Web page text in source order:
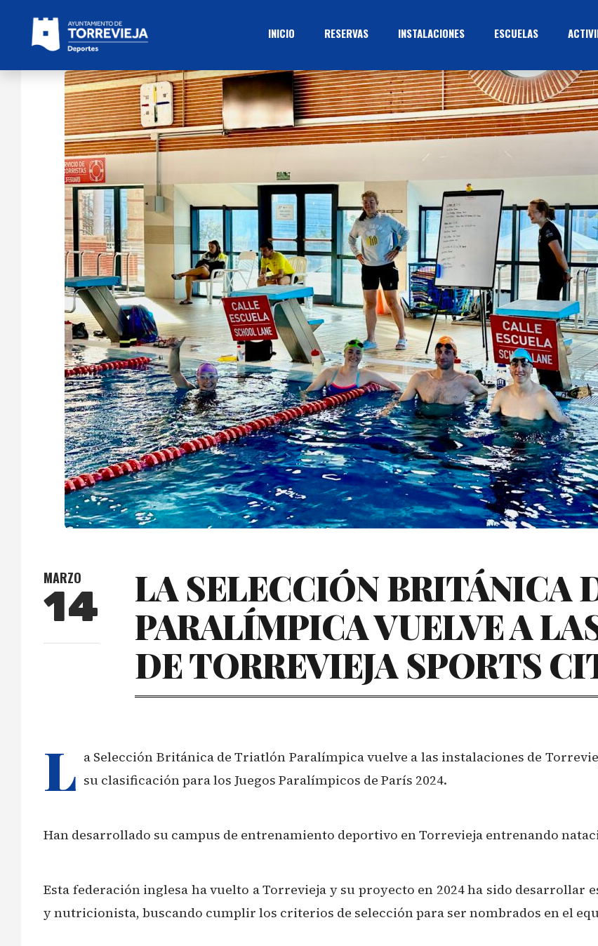
INICIO RESERVAS INSTALACIONES ESCUELAS
MARZO
14
LA SELECCIÓN BRITÁNICA
PARALÍMPICA VUELVE A
DE TORREVIEJA SPORTS
L a Selección Británica de Triatlón Paralímpica vuelve a las instalaciones de
su clasificación para los Juegos Paralímpicos de París 2024.
Han desarrollado su campus de entrenamiento deportivo en Torrevieja entrenando
Esta federación inglesa ha vuelto a Torrevieja y su proyecto en 2024 ha sido desarrollar
y nutricionista, buscando cumplir los criterios de selección para ser nombrados en el